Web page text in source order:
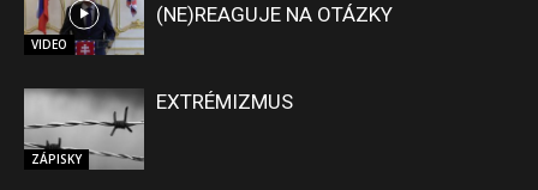
VIDEO
(NE)REAGUJE NA OTÁZKY
ZÁPISKY
EXTRÉMIZMUS